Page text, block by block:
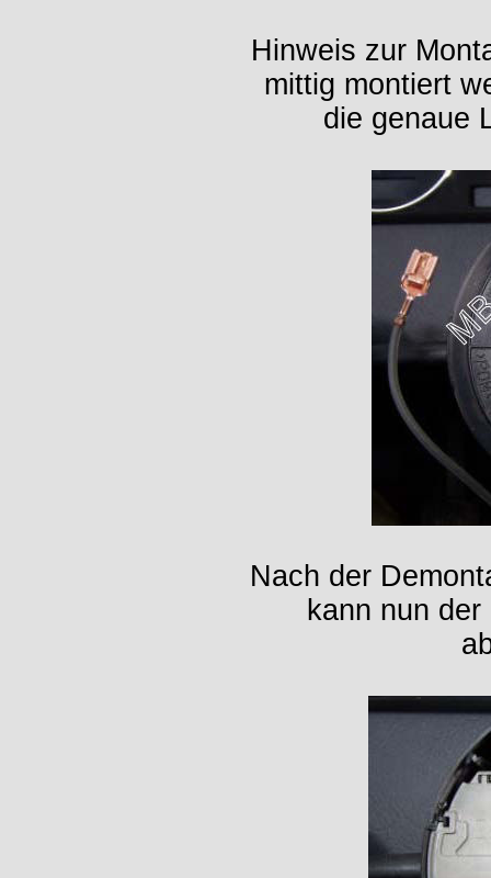
Hinweis zur
mittig montiert
die genaue
Nach der
kann nun